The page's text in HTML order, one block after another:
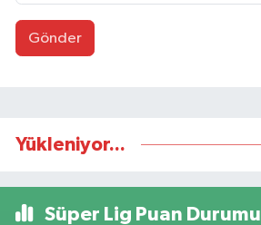
Gönder
Yükleniyor...
Süper Lig Puan Durumu